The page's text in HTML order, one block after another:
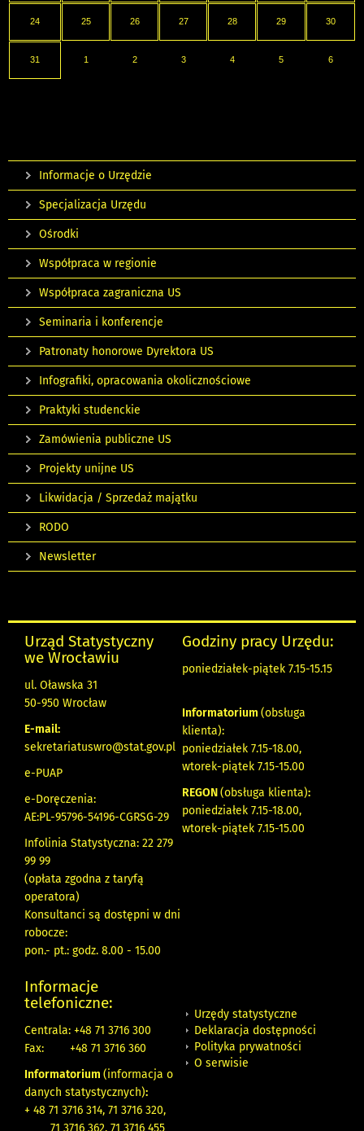
24 25 26 27 28 29 30
31 1 2 3 4 5 6
Informacje o Urzędzie
Specjalizacja Urzędu
Ośrodki
Współpraca w regionie
Współpraca zagraniczna US
Seminaria i konferencje
Patronaty honorowe Dyrektora US
Infografiki, opracowania okolicznościowe
Praktyki studenckie
Zamówienia publiczne US
Projekty unijne US
Likwidacja / Sprzedaż majątku
RODO
Newsletter
Urząd Statystyczny
we Wrocławiu
ul. Oławska 31
50-950 Wrocław
E-mail:
sekretariatuswro@stat.gov.pl
e-PUAP
e-Doręczenia:
AE:PL-95796-54196-CGRSG-29
Infolinia Statystyczna: 22 279
99 99
(opłata zgodna z taryfą
operatora)
Konsultanci są dostępni w dni
robocze:
pon.- pt.: godz. 8.00 - 15.00
Godziny pracy Urzędu:
poniedziałek-piątek 7.15-15.15
Informatorium (obsługa
klienta):
poniedziałek 7.15-18.00,
wtorek-piątek 7.15-15.00
REGON(obsługa klienta):
poniedziałek 7.15-18.00,
wtorek-piątek 7.15-15.00
Informacje
telefoniczne:
Centrala: +48 71 3716 300
Fax:
+48 71 3716 360
Informatorium (informacja o
danych statystycznych):
+ 48 71 3716 314, 71 3716 320,
Urzędy statystyczne
Deklaracja dostępności
Polityka prywatności
O serwisie